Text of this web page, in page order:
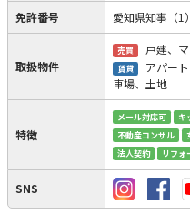
免許番号 愛知県知事（1
取扱物件
売買 戸建、
賃貸
アパー
車場、土地
特徴
メール対応可 キ
不動産コンサル
法人契約
リフォ
SNS